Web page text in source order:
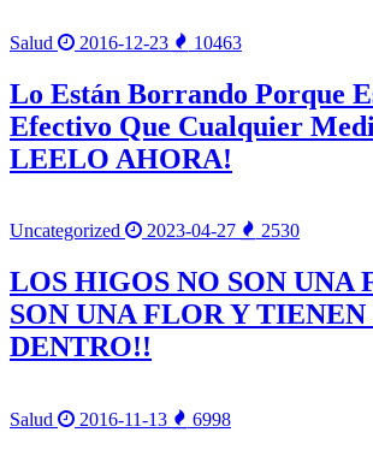
Salud 2016-12-23 10463
Lo Están Borrando Porque
Efectivo Que Cualquier
LEELO AHORA!
Uncategorized 2023-04-27 2530
LOS HIGOS NO SON UNA
SON UNA FLOR Y TIENEN
DENTRO!!
Salud 2016-11-13 6998